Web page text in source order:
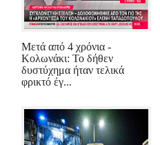
Μετά από 4 χρόνια -
Κολωνάκι: Το δήθεν
δυστύχημα ήταν τελικά
φρικτό έγ...